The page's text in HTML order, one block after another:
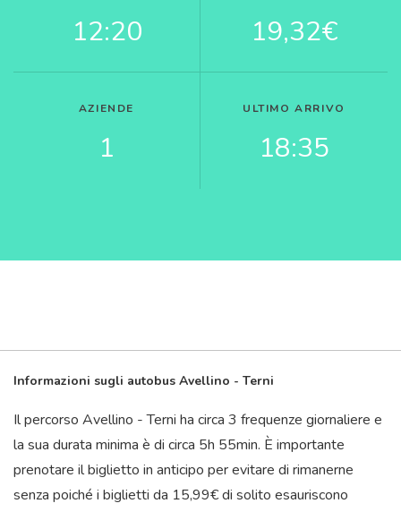
12:20 19,32€
AZIENDE
1
ULTIMO ARRIVO
18:35
Informazioni sugli autobus Avellino - Terni
Il percorso Avellino - Terni ha circa 3 frequenze giornaliere e
la sua durata minima è di circa 5h 55min. È importante
prenotare il biglietto in anticipo per evitare di rimanerne
senza poiché i biglietti da 15,99€ di solito esauriscono